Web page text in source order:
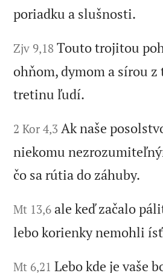
poriadku a slušnosti.
Zjv 9,18 Touto trojitou
ohňom, dymom a sírou
tretinu ľudí.
2 Kor 4,3 Ak naše
niekomu
čo sa rútia do záhuby.
Mt 13,6 ale keď začalo
lebo korienky nemohli
Mt 6,21 Lebo kde je vaše